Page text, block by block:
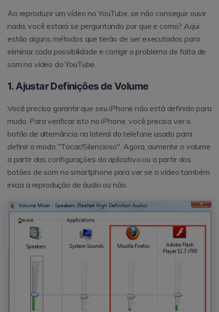
Ao reproduzir um vídeo no YouTube, se não conseguir ouvir
nada, você estará se perguntando por que e como? Aqui
estão alguns métodos que terão de ser executados para
eliminar cada possibilidade e corrigir o problema de falta de
som no vídeo do YouTube.
1. Ajustar Definições de Volume
Você precisa garantir que seu iPhone não está definido para
mudo. Para verificar isto no iPhone, você precisa ver o
botão de alternância na lateral do telefone usado para
definir o modo "Tocar/Silencioso". Agora, aumente o volume
a partir das configurações do aplicativo ou a partir dos
botões de som no smartphone para ver se o vídeo também
inicia a reprodução de áudio ou não.